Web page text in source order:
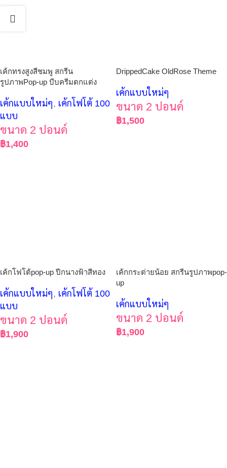
เค้กทรงสูงสีชมพู สกรีน
รูปภาพPop-up บีบครีมตกแต่ง
เค้กแบบใหม่ๆ, เค้กโฟโต้ 100
แบบ
ขนาด 2 ปอนด์
฿1,400
DrippedCake OldRose Theme
เค้กแบบใหม่ๆ
ขนาด 2 ปอนด์
฿1,500
เค้กโฟโต้pop-up ปีกนางฟ้าสีทอง
เค้กแบบใหม่ๆ, เค้กโฟโต้ 100
แบบ
ขนาด 2 ปอนด์
฿1,900
เค้กกระต่ายน้อย สกรีนรูปภาพpop-
up
เค้กแบบใหม่ๆ
ขนาด 2 ปอนด์
฿1,900